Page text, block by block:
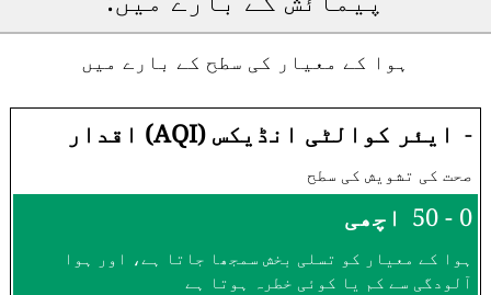
ہوا کے معیار کی سطح کے بارے میں
- ایئر کوالٹی انڈیکس (AQI) اقدار
صحت کی تشویش کی سطح
0 - 50 اچھی
ہوا کے معیار کو تسلی بخش سمجھا جاتا ہے، اور ہوا
آلودگی سے کم یا کوئی خطرہ ہوتا ہے